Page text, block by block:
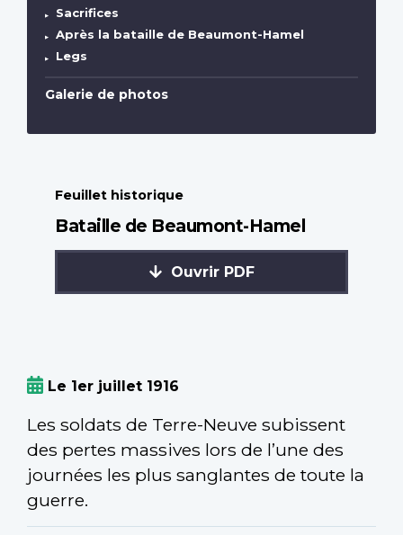
Sacrifices
Après la bataille de Beaumont-Hamel
Legs
Galerie de photos
Feuillet historique
Bataille de Beaumont-Hamel
Ouvrir PDF
Le 1er juillet 1916
Les soldats de Terre-Neuve subissent
des pertes massives lors de l’une des
journées les plus sanglantes de toute la
guerre.